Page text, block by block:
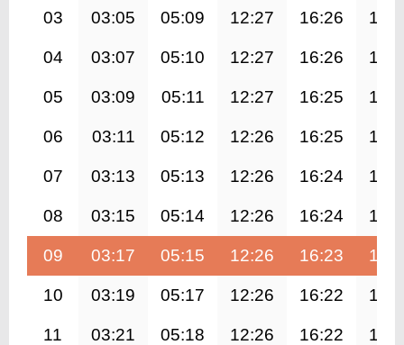
03 03:05 05:09 12:27 16:26
04 03:07 05:10 12:27 16:26
05 03:09 05:11 12:27 16:25
06 03:11 05:12 12:26 16:25
07 03:13 05:13 12:26 16:24
08 03:15 05:14 12:26 16:24
09 03:17 05:15 12:26 16:23
10 03:19 05:17 12:26 16:22
11 03:21 05:18 12:26 16:22